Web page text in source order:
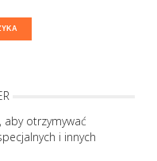
aby otrzymywać
i innych